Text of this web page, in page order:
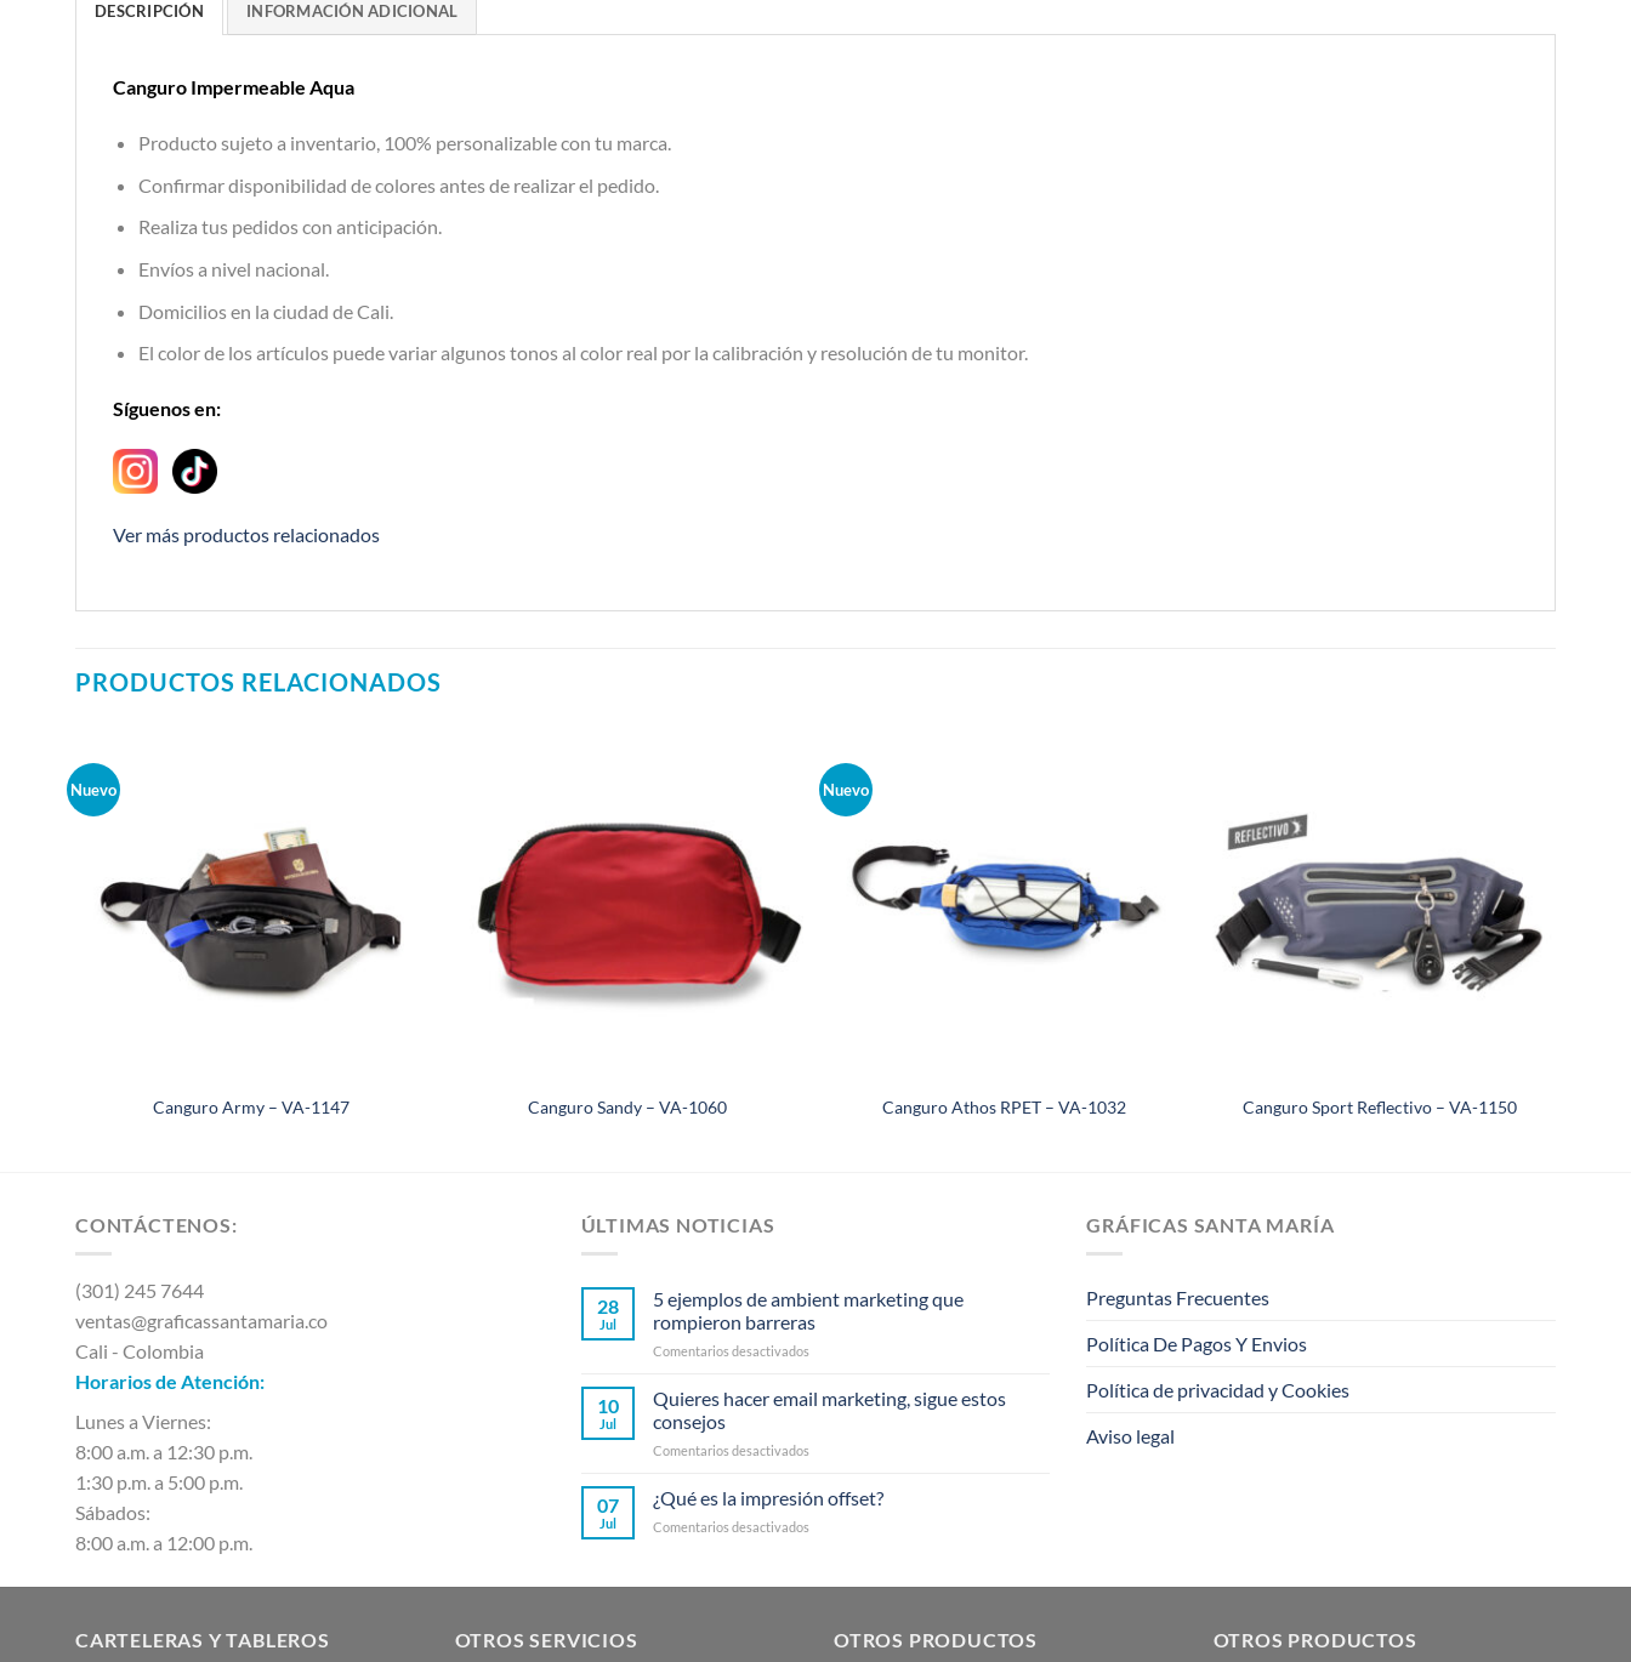
DESCRIPCIÓN INFORMACIÓN ADICIONAL
Canguro Impermeable Aqua
Producto sujeto a inventario, 100% personalizable con tu marca.
Confirmar disponibilidad de colores antes de realizar el pedido.
Realiza tus pedidos con anticipación.
Envíos a nivel nacional.
Domicilios en la ciudad de Cali.
El color de los artículos puede variar algunos tonos al color real por la calibración y resolución de tu monitor.
Síguenos en:
Ver más productos relacionados
PRODUCTOS RELACIONADOS
Nuevo
Canguro Army – VA-1147 Canguro Sandy – VA-1060
Nuevo
Canguro Athos RPET – VA-1032 Canguro Sport Reflectivo – VA-1150
CONTÁCTENOS:
(301) 245 7644
ventas@graficassantamaria.co
Cali - Colombia
Horarios de Atención:
Lunes a Viernes:
8:00 a.m. a 12:30 p.m.
1:30 p.m. a 5:00 p.m.
Sábados:
8:00 a.m. a 12:00 p.m.
ÚLTIMAS NOTICIAS
28
Jul
5 ejemplos de ambient marketing que
rompieron barreras
Comentarios desactivadosen
ejemplos
marketing
rompieron
10
Jul
Quieres hacer email marketing, sigue estos
consejos
Comentarios desactivadosen
hacer
marketing,
07
Jul
¿Qué es la impresión offset?
Comentarios desactivadosen
la
GRÁFICAS SANTA MARÍA
Preguntas Frecuentes
Política De Pagos Y Envios
Política de privacidad y Cookies
Aviso legal
CARTELERAS Y TABLEROS OTROS SERVICIOS OTROS PRODUCTOS OTROS PRODUCTOS